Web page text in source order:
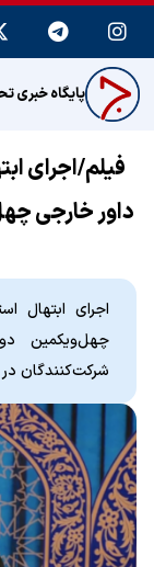
پایگاه خبری
فیلم/اجرای
داور خارجی
اجرای ابتهال
چهل‌ویکمین
شرکت‌کنندگان در